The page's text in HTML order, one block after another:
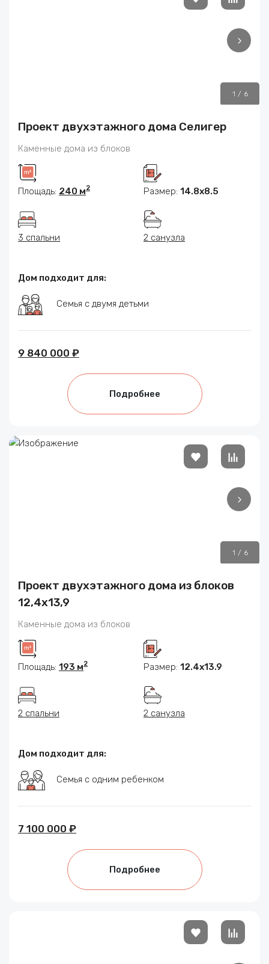
1 / 6
Проект двухэтажного дома Селигер
Каменные дома из блоков
Площадь: 240 м2 Размер: 14.8х8.5
3 спальни 2 санузла
Дом подходит для:
Семья с двумя детьми
9 840 000 ₽
Подробнее
1 / 6
Проект двухэтажного дома из блоков
12,4х13,9
Каменные дома из блоков
Площадь: 193 м2 Размер: 12.4x13.9
2 спальни 2 санузла
Дом подходит для:
Семья с одним ребенком
7 100 000 ₽
Подробнее